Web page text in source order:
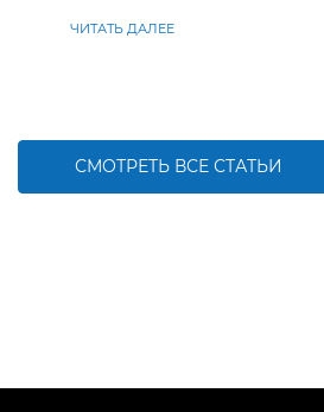
ЧИТАТЬ ДАЛЕЕ
СМОТРЕТЬ ВСЕ СТАТЬИ